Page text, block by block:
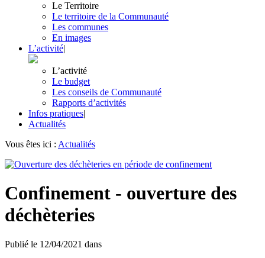
Le Territoire
Le territoire de la Communauté
Les communes
En images
L’activité|
L’activité
Le budget
Les conseils de Communauté
Rapports d’activités
Infos pratiques|
Actualités
Vous êtes ici : Actualités
Confinement - ouverture des
déchèteries
Publié le 12/04/2021 dans